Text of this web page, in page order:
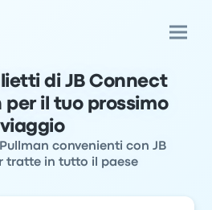
di JB Connect
per il tuo prossimo
viaggio
convenienti con JB
tratte in tutto il paese